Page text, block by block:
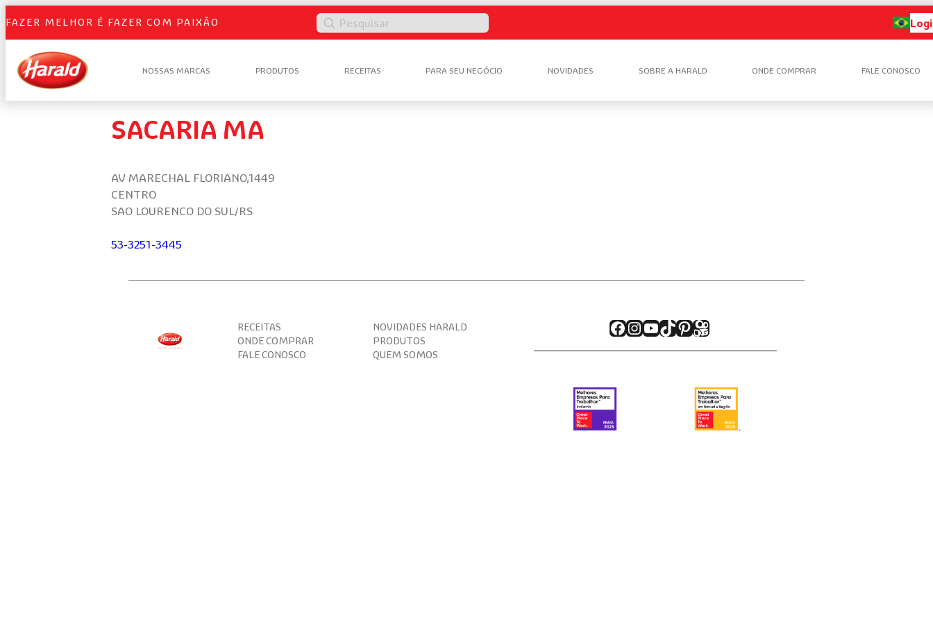
FAZER MELHOR É FAZER COM PAIXÃO Pesquisar
NOSSAS MARCAS PRODUTOS RECEITAS PARA SEU NEGÓCIO NOVIDADES SOBRE A HARALD ONDE COMPRAR FALE CONOSCO
SACARIA MA
AV MARECHAL FLORIANO,1449
CENTRO
SAO LOURENCO DO SUL/RS
53-3251-3445
RECEITAS
NOVIDADES HARALD
ONDE COMPRAR
PRODUTOS
FALE CONOSCO
QUEM SOMOS
Facebook
Instagram
Youtube
TikTok
Pinterest
Kwai